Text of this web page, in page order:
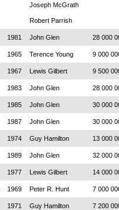
Joseph McGrath
Robert Parrish
1981 John Glen 28 000
1965 Terence Young 9 000
1967 Lewis Gilbert 9 500
1983 John Glen 28 000
1985 John Glen 30 000
1987 John Glen 30 000
1974 Guy Hamilton 13 000
1989 John Glen 32 000
1977 Lewis Gilbert 14 000
1969 Peter R. Hunt 7 000
1971 Guy Hamilton 7 200